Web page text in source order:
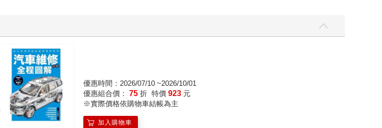
優惠時間：2026/07/10 ~2026/10/01
優惠組合價： 75 折 特價 923 元
※實際價格依購物車結帳為主
加入購物車